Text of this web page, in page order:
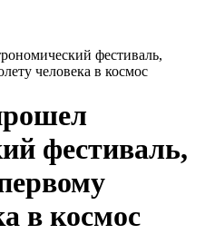
фестиваль,
человека в космос
фестиваль,
в космос